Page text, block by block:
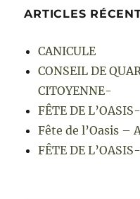
ARTICLES
CANICULE
CONSEIL DE
CITOYENNE-
FÊTE DE
Fête de l’Oasis –
FÊTE DE